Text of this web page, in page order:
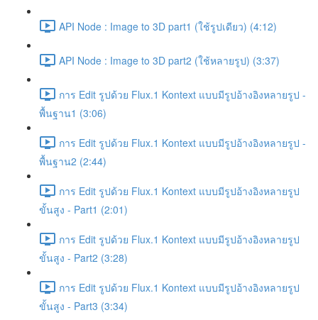
API Node : Image to 3D part1 (ใช้รูปเดียว) (4:12)
API Node : Image to 3D part2 (ใช้หลายรูป) (3:37)
การ Edit รูปด้วย Flux.1 Kontext แบบมีรูปอ้างอิงหลายรูป -
พื้นฐาน1 (3:06)
การ Edit รูปด้วย Flux.1 Kontext แบบมีรูปอ้างอิงหลายรูป -
พื้นฐาน2 (2:44)
การ Edit รูปด้วย Flux.1 Kontext แบบมีรูปอ้างอิงหลายรูป
ขั้นสูง - Part1 (2:01)
การ Edit รูปด้วย Flux.1 Kontext แบบมีรูปอ้างอิงหลายรูป
ขั้นสูง - Part2 (3:28)
การ Edit รูปด้วย Flux.1 Kontext แบบมีรูปอ้างอิงหลายรูป
ขั้นสูง - Part3 (3:34)